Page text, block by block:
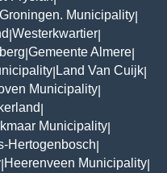
Groningen. Municipality
Westerkwartier
Gemeente Almere
Land Van Cuijk
Municipality
Municipality
Hertogenbosch
Heerenveen Municipality